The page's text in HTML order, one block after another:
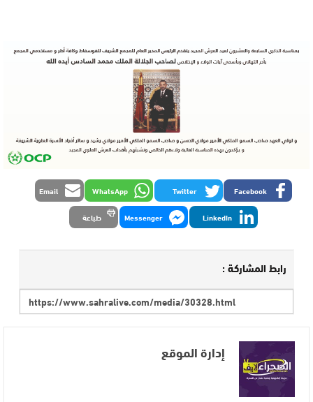
Facebook
Twitter
WhatsApp
Email
LinkedIn
Messenger طباعة
رابط المشاركة :
إدارة الموقع